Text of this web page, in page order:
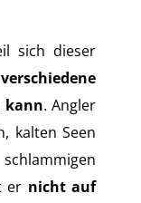
sich dieser
kann. Angler
kalten Seen
er nicht auf